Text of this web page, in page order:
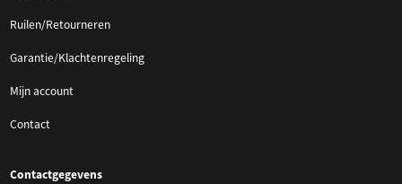
Ruilen/Retourneren
Garantie/Klachtenregeling
Mijn account
Contact
Contactgegevens